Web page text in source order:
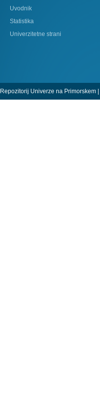
Uvodnik
Statistika
Univerzitetne strani
Repozitorij Univerze na Primorskem |